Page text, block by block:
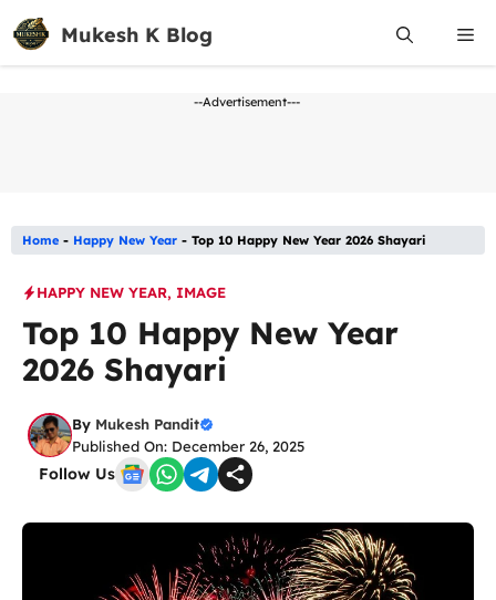
Skip
to
content
Mukesh K Blog
--Advertisement---
Home - Happy New Year - Top 10 Happy New Year 2026 Shayari
HAPPY NEW YEAR, IMAGE
Top 10 Happy New Year
2026 Shayari
By Mukesh Pandit
Published On: December 26, 2025
Follow Us